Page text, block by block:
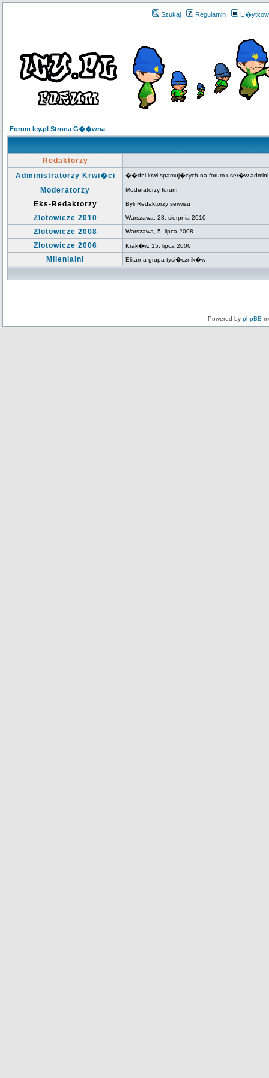
Szukaj Regulamin
Forum Icy.pl Strona G��wna
Redaktorzy
Administratorzy Krwi�ci
��dni krwi spamuj�cych na forum user�w admini
Moderatorzy Moderatorzy forum
Eks-Redaktorzy Byli Redaktorzy serwisu
Zlotowicze 2010 Warszawa, 28. sierpnia 2010
Zlotowicze 2008 Warszawa, 5. lipca 2008
Zlotowicze 2006 Krak�w, 15. lipca 2006
Milenialni Elitarna grupa tysi�cznik�w
Powered by phpBB